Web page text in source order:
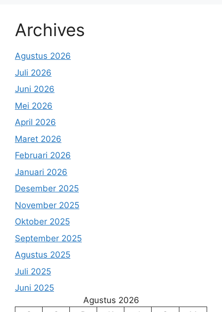
Archives
Agustus 2026
Juli 2026
Juni 2026
Mei 2026
April 2026
Maret 2026
Februari 2026
Januari 2026
Desember 2025
November 2025
Oktober 2025
September 2025
Agustus 2025
Juli 2025
Juni 2025
Agustus 2026